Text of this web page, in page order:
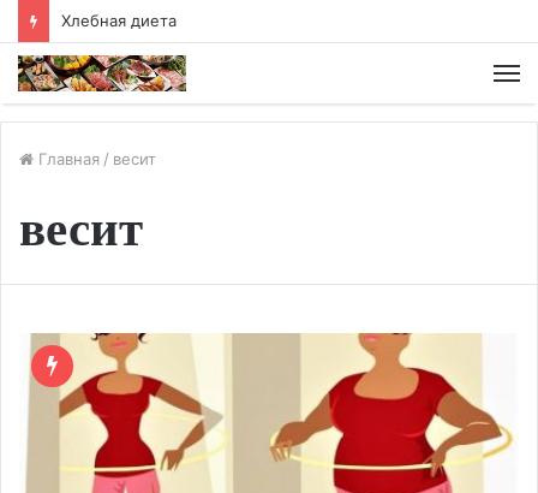
Хлебная диета
Главная / весит
весит